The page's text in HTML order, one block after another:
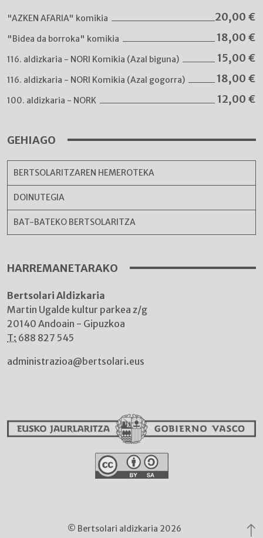
"AZKEN AFARIA" komikia 20,00 €
"Bidea da borroka" komikia 18,00 €
116. aldizkaria - NORI Komikia (Azal biguna) 15,00 €
116. aldizkaria - NORI Komikia (Azal gogorra) 18,00 €
100. aldizkaria - NORK 12,00 €
GEHIAGO
BERTSOLARITZAREN HEMEROTEKA
DOINUTEGIA
BAT-BATEKO BERTSOLARITZA
HARREMANETARAKO
Bertsolari Aldizkaria
Martin Ugalde kultur parkea z/g
20140 Andoain - Gipuzkoa
T: 688 827 545
administrazioa@bertsolari.eus
© Bertsolari aldizkaria 2026